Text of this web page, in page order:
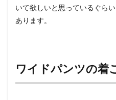
いて欲しいと思っているぐら
あります。
ワイドパンツの着